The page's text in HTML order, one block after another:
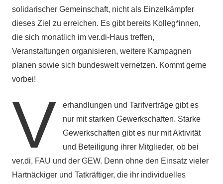
solidarischer Gemeinschaft, nicht als Einzelkämpfer
dieses Ziel zu erreichen. Es gibt bereits Kolleg*innen,
die sich monatlich im ver.di-Haus treffen,
Veranstaltungen organisieren, weitere Kampagnen
planen sowie sich bundesweit vernetzen. Kommt gerne
vorbei!
V
erhandlungen und Tarifverträge gibt es
nur mit starken Gewerkschaften. Starke
Gewerkschaften gibt es nur mit Aktivität
und Beteiligung ihrer Mitglieder, ob bei
ver.di, FAU und der GEW. Denn ohne den Einsatz vieler
Hartnäckiger und Tatkräftiger, die ihr individuelles